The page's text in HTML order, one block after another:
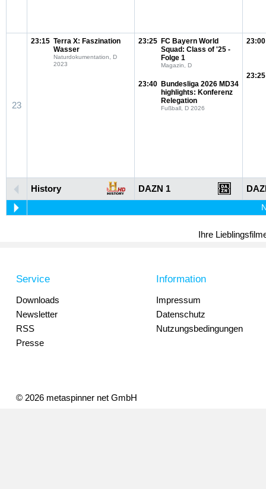
23
23:15 Terra X: Faszination
Wasser
Naturdokumentation, D
2023
23:25 FC Bayern World
Squad: Class of '25 -
Folge 1
Magazin, D
23:40 Bundesliga 2026 MD34
highlights: Konferenz
Relegation
Fußball, D 2026
23:00
23:25
History DAZN 1
Ihre
Service
Downloads
Newsletter
RSS
Presse
Information
Impressum
Datenschutz
Nutzungsbedingungen
© 2026 metaspinner net GmbH